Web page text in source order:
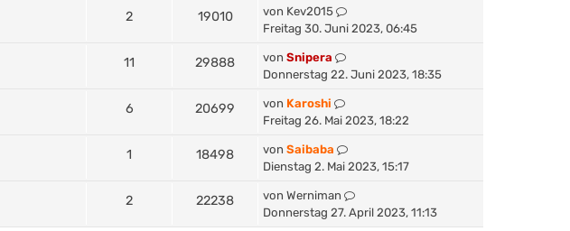
2 19010 von Kev2015
Freitag 30. Juni 2023, 06:45
11 29888 von Snipera
Donnerstag 22. Juni 2023, 18:35
6 20699 von Karoshi
Freitag 26. Mai 2023, 18:22
1 18498 von Saibaba
Dienstag 2. Mai 2023, 15:17
2 22238 von Werniman
Donnerstag 27. April 2023, 11:13